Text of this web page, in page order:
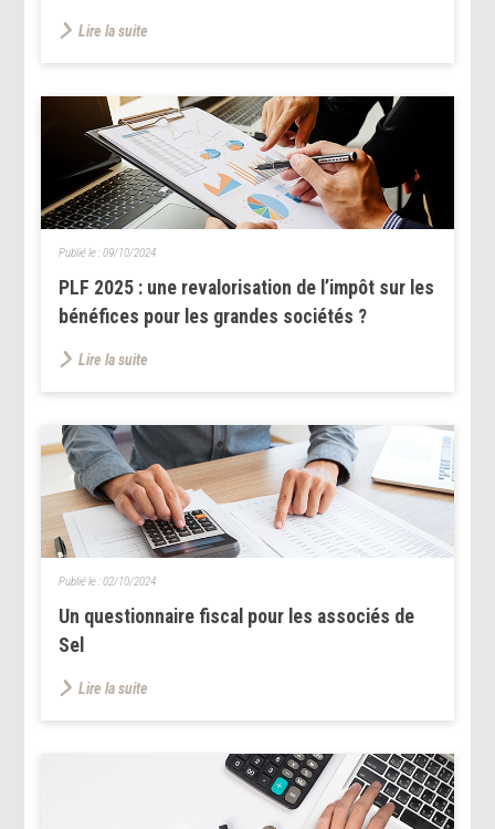
Lire la suite
PLF 2025 : une revalorisation de l’impôt sur les
bénéfices pour les grandes sociétés ?
Publié le :09/10/2024
Lire la suite
Un questionnaire fiscal pour les associés de
Sel
Publié le :02/10/2024
Lire la suite